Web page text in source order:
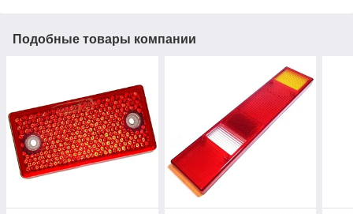
Подобные товары компании